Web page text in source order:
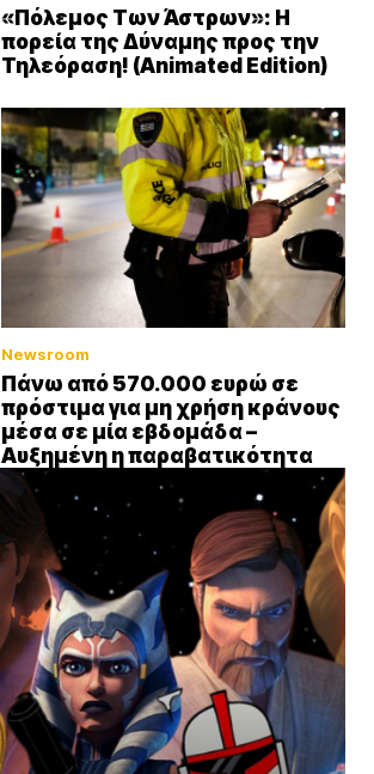
«Πόλεμος Των Άστρων»: Η
πορεία της Δύναμης προς την
Τηλεόραση! (Animated Edition)
Newsroom
Πάνω από 570.000 ευρώ σε
πρόστιμα για μη χρήση κράνους
μέσα σε μία εβδομάδα –
Αυξημένη η παραβατικότητα